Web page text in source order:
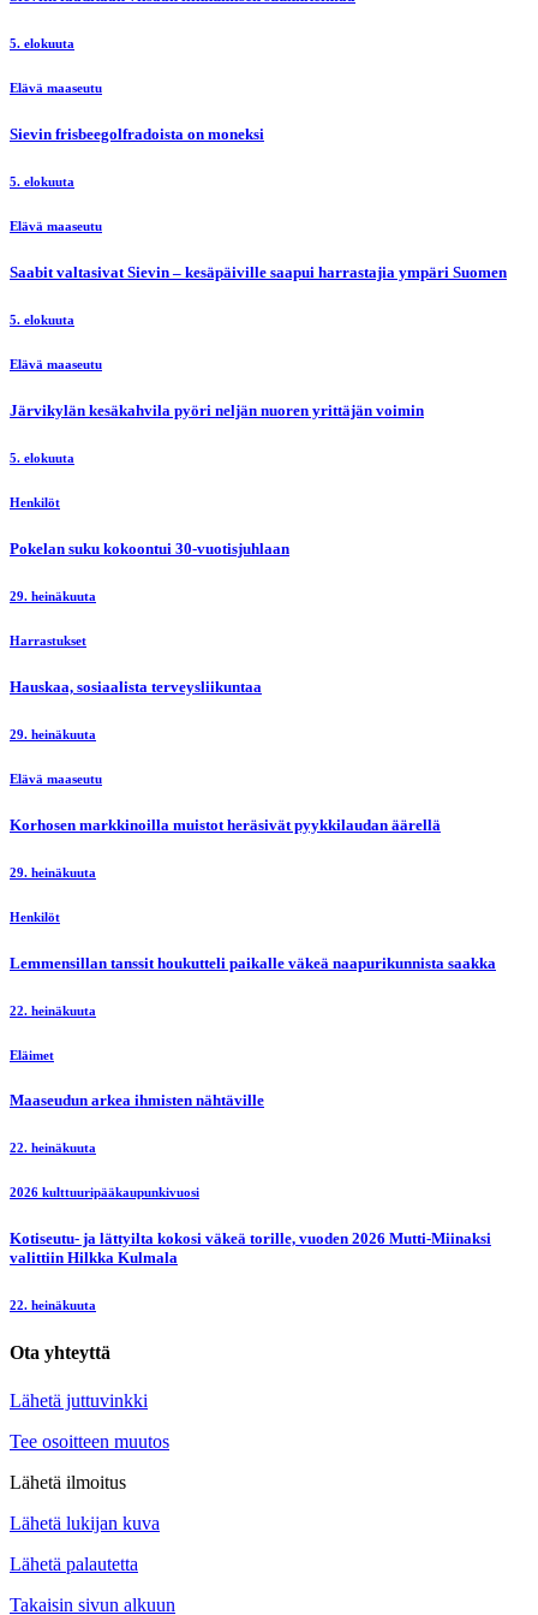
5. elokuuta
Elävä maaseutu
Sievin frisbeegolfradoista on moneksi
5. elokuuta
Elävä maaseutu
Saabit valtasivat Sievin – kesäpäiville saapui harrastajia ympäri Suomen
5. elokuuta
Elävä maaseutu
Järvikylän kesäkahvila pyöri neljän nuoren yrittäjän voimin
5. elokuuta
Henkilöt
Pokelan suku kokoontui 30-vuotisjuhlaan
29. heinäkuuta
Harrastukset
Hauskaa, sosiaalista terveysliikuntaa
29. heinäkuuta
Elävä maaseutu
Korhosen markkinoilla muistot heräsivät pyykkilaudan äärellä
29. heinäkuuta
Henkilöt
Lemmensillan tanssit houkutteli paikalle väkeä naapurikunnista saakka
22. heinäkuuta
Eläimet
Maaseudun arkea ihmisten nähtäville
22. heinäkuuta
2026 kulttuuripääkaupunkivuosi
Kotiseutu- ja lättyilta kokosi väkeä torille, vuoden 2026 Mutti-Miinaksi
valittiin Hilkka Kulmala
22. heinäkuuta
Ota yhteyttä
Lähetä juttuvinkki
Tee osoitteen muutos
Lähetä ilmoitus
Lähetä lukijan kuva
Lähetä palautetta
Takaisin sivun alkuun